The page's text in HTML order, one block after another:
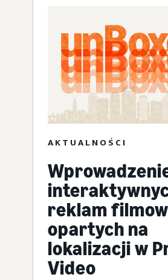
AKTUALNOŚCI
reklam
opartych na
lokalizacji w
Video